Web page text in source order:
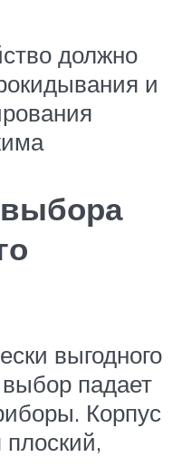
должно
и
выгодного
выбор падает
Корпус
плоский,